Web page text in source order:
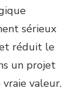
sérieux
réduit le
un projet
valeur.